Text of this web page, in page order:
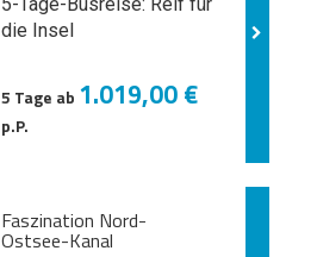
die Insel
5 Tage ab 1.019,00 €
p.P.
Faszination Nord-
Ostsee-Kanal